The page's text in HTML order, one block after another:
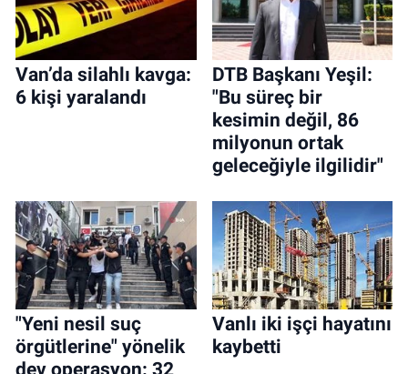
Van’da silahlı kavga:
6 kişi yaralandı
DTB Başkanı Yeşil:
"Bu süreç bir
kesimin değil, 86
milyonun ortak
geleceğiyle ilgilidir"
"Yeni nesil suç
örgütlerine" yönelik
dev operasyon: 32
Vanlı iki işçi hayatını
kaybetti